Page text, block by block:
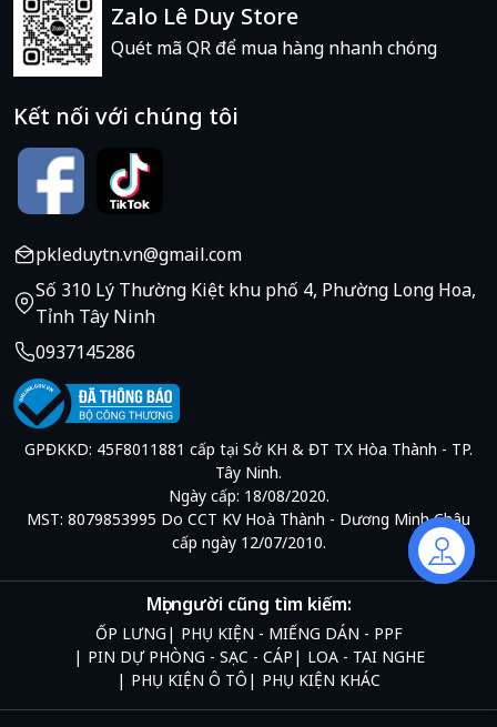
Zalo Lê Duy Store
Quét mã QR để mua hàng nhanh chóng
Kết nối với chúng tôi
pkleduytn.vn@gmail.com
Số 310 Lý Thường Kiệt khu phố 4, Phường Long Hoa,
Tỉnh Tây Ninh
0937145286
GPĐKKD: 45F8011881 cấp tại Sở KH & ĐT TX Hòa Thành - TP.
Tây Ninh.
Ngày cấp: 18/08/2020.
MST: 8079853995 Do CCT KV Hoà Thành - Dương Minh Châu
cấp ngày 12/07/2010.
Mọi người cũng tìm kiếm:
ỐP LƯNG
PHỤ KIỆN - MIẾNG DÁN - PPF
PIN DỰ PHÒNG - SẠC - CÁP
LOA - TAI NGHE
PHỤ KIỆN Ô TÔ
PHỤ KIỆN KHÁC
Liên hệ